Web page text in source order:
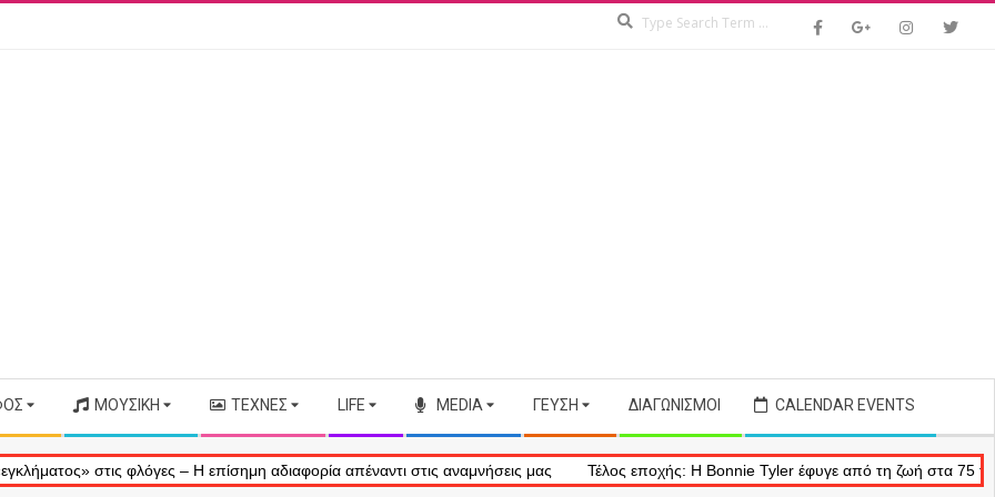
ΜΟΥΣΙΚΉ ΤΈΧΝΕΣ LIFE MEDIA ΓΕΎΣΗ ΔΙΑΓΩΝΙΣΜΟΊ CALENDAR EVENTS
στις φλόγες – Η επίσημη αδιαφορία απέναντι στις αναμνήσεις μας Τέλος εποχής: Η Bonnie Tyler έφυγε από τη ζωή στα 75 της